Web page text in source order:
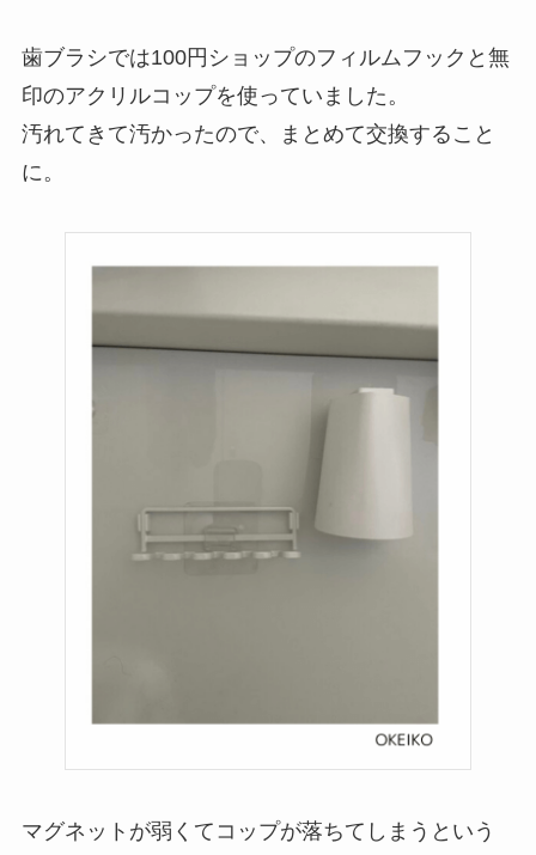
歯ブラシでは100円ショップのフィルムフックと無
印のアクリルコップを使っていました。
汚れてきて汚かったので、まとめて交換すること
に。
マグネットが弱くてコップが落ちてしまうという